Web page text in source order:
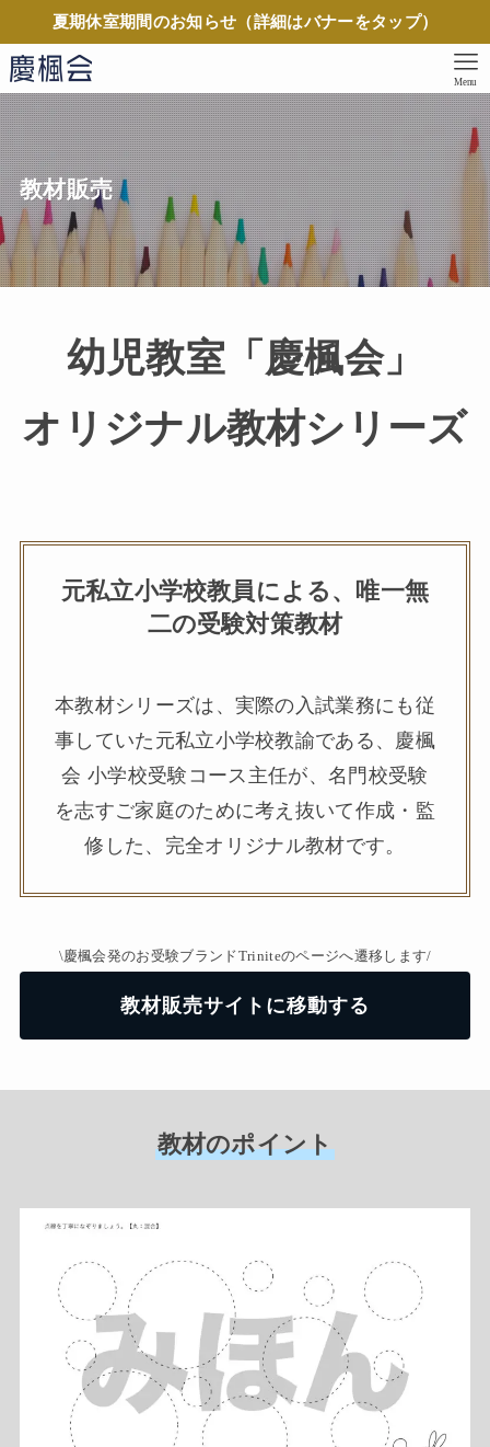
夏期休室期間のお知らせ（詳細はバナーをタップ）
Menu
教材販売
幼児教室「慶楓会」
オリジナル教材シリーズ
元私立小学校教員による、唯一無
二の受験対策教材
本教材シリーズは、実際の入試業務にも従
事していた元私立小学校教諭である、慶楓
会 小学校受験コース主任が、名門校受験
を志すご家庭のために考え抜いて作成・監
修した、完全オリジナル教材です。
\慶楓会発のお受験ブランドTriniteのページへ遷移します/
教材販売サイトに移動する
教材のポイント